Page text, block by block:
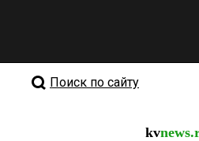
Поиск по сайту
kv